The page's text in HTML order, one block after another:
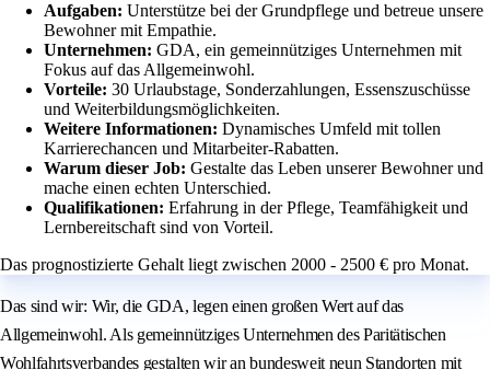
Aufgaben: Unterstütze bei der Grundpflege und betreue unsere
Bewohner mit Empathie.
Unternehmen: GDA, ein gemeinnütziges Unternehmen mit
Fokus auf das Allgemeinwohl.
Vorteile: 30 Urlaubstage, Sonderzahlungen, Essenszuschüsse
und Weiterbildungsmöglichkeiten.
Weitere Informationen: Dynamisches Umfeld mit tollen
Karrierechancen und Mitarbeiter-Rabatten.
Warum dieser Job: Gestalte das Leben unserer Bewohner und
mache einen echten Unterschied.
Qualifikationen: Erfahrung in der Pflege, Teamfähigkeit und
Lernbereitschaft sind von Vorteil.
Das prognostizierte Gehalt liegt zwischen 2000 - 2500 € pro Monat.
Das sind wir: Wir, die GDA, legen einen großen Wert auf das
Allgemeinwohl. Als gemeinnütziges Unternehmen des Paritätischen
Wohlfahrtsverbandes gestalten wir an bundesweit neun Standorten mit